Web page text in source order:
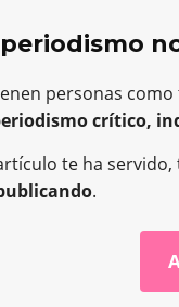
personas
crítico,
te ha
.